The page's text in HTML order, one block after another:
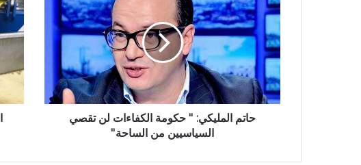
حاتم المليكي: '' حكومة الكفاءات لن تقصي
السياسيين من الساحة''